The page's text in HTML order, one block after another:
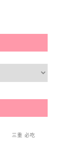
三重 必吃